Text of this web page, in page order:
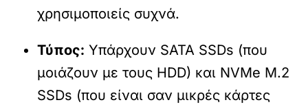
χρησιμοποιείς συχνά.
Τύπος: Υπάρχουν SATA SSDs (που
μοιάζουν με τους HDD) και NVMe M.2
SSDs (που είναι σαν μικρές κάρτες